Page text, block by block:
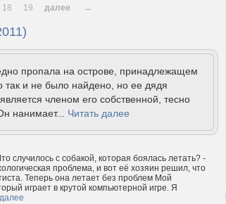
18 19 далее →
пропала на острове, принадлежащем
так и не было найдено, но ее дядя
членом его собственной, тесно
нанимает... Читать далее
случилось с собакой, которая боялась летать? -
проблема, и вот её хозяин решил, что
Теперь она летает без проблем Мой
играет в крутой компьютерной игре. Я